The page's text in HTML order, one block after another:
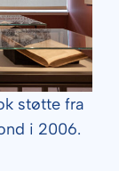
støtte fra
i 2006.